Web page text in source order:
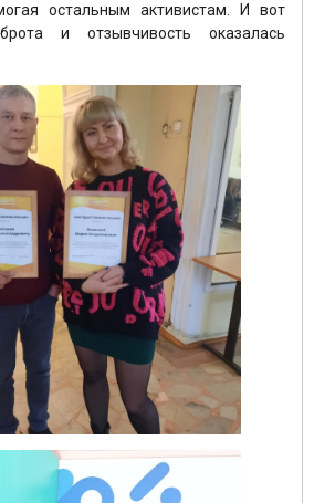
остальным активистам. И вот
и отзывчивость оказалась